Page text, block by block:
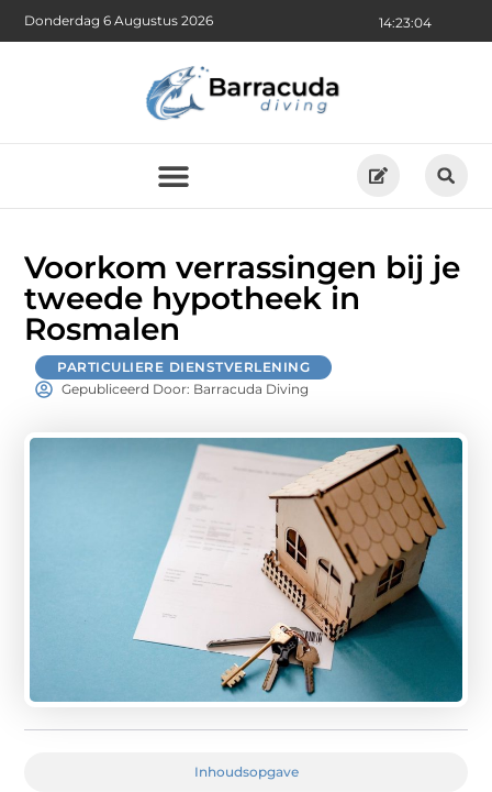
14:23:05
Donderdag 6 Augustus 2026
Voorkom verrassingen bij je
tweede hypotheek in
Rosmalen
PARTICULIERE DIENSTVERLENING
Gepubliceerd Door: Barracuda Diving
Inhoudsopgave